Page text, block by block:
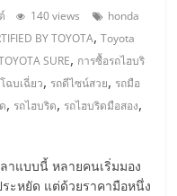
140 views
honda
BY TOYOTA,Toyota
SURE, การซื้อรถไฮบริ
ฉบเฉี่ยว, รถดีไซน์สวย, รถมือ
, รถไฮบริด, รถไฮบริดมือสอง,
าแบบนี้ หลายคนเริ่มมอง
ะหยัด แต่ด้วยราคามือหนึ่ง